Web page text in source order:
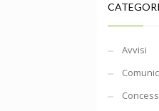
Avvisi